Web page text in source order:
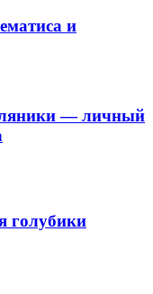
и
— личный
голубики